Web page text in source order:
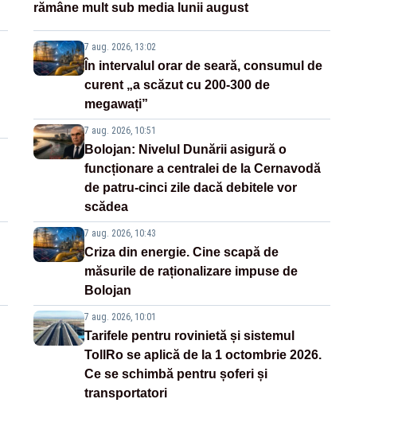
rămâne mult sub media lunii august
7 aug. 2026, 13:02
În intervalul orar de seară, consumul de
curent „a scăzut cu 200-300 de
megawați”
7 aug. 2026, 10:51
Bolojan: Nivelul Dunării asigură o
funcționare a centralei de la Cernavodă
de patru-cinci zile dacă debitele vor
scădea
7 aug. 2026, 10:43
Criza din energie. Cine scapă de
măsurile de raționalizare impuse de
Bolojan
7 aug. 2026, 10:01
Tarifele pentru rovinietă și sistemul
TollRo se aplică de la 1 octombrie 2026.
Ce se schimbă pentru șoferi și
transportatori